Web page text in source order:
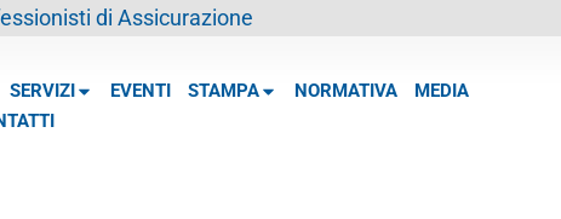
di Assicurazione
SERVIZI EVENTI STAMPA NORMATIVA
MEDIA